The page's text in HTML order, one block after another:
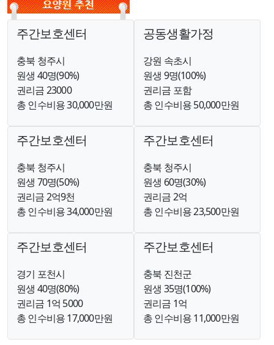
주간보호센터
충북 청주시
원생 40명(90%)
권리금 23000
총 인수비용 30,000만원
공동생활가정
강원 속초시
원생 9명(100%)
권리금 포함
총 인수비용 50,000만원
주간보호센터
충북 청주시
원생 70명(50%)
권리금 2억9천
총 인수비용 34,000만원
주간보호센터
충북 청주시
원생 60명(30%)
권리금 2억
총 인수비용 23,500만원
주간보호센터
경기 포천시
원생 40명(80%)
권리금 1억 5000
총 인수비용 17,000만원
주간보호센터
충북 진천군
원생 35명(100%)
권리금 1억
총 인수비용 11,000만원